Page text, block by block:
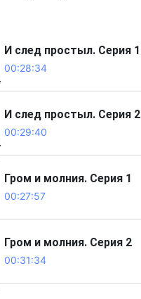
И след простыл. Серия 1
00:28:34
И след простыл. Серия 2
00:29:40
Гром и молния. Серия 1
00:27:57
Гром и молния. Серия 2
00:31:34